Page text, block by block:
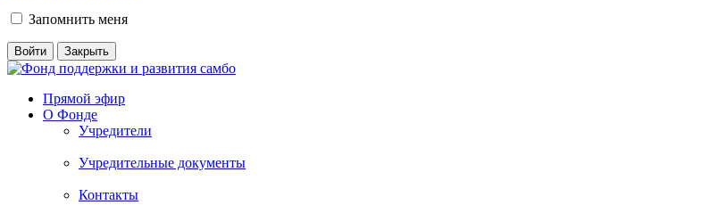
Запомнить меня
Прямой эфир
О Фонде
Учредители
Учредительные документы
Контакты